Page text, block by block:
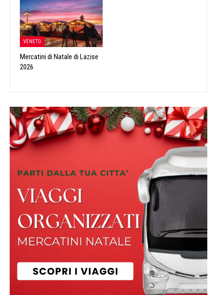
VENETO
Mercatini di Natale di Lazise
2026